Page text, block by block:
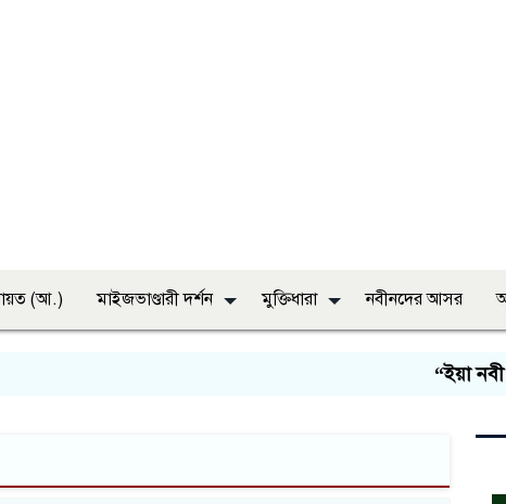
(আ.) মাইজভাণ্ডারী দর্শন মুক্তিধারা নবীনদের আসর
“ইয়া নবী